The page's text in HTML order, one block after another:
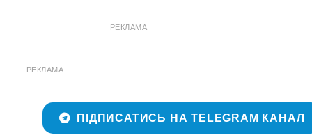
РЕКЛАМА
РЕКЛАМА
ПІДПИСАТИСЬ НА TELEGRAM КАНАЛ